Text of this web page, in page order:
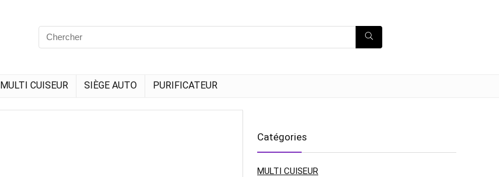
MULTI CUISEUR SIÈGE AUTO PURIFICATEUR
Catégories
MULTI CUISEUR